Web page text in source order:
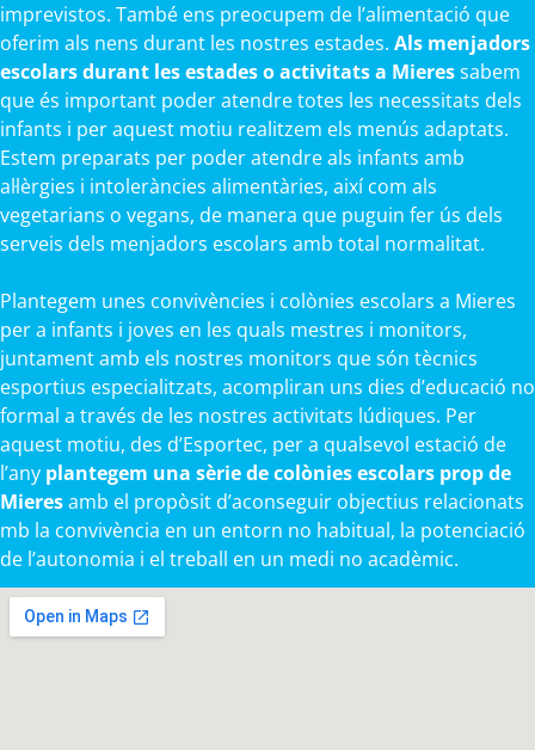
imprevistos. També ens preocupem de l’alimentació que
oferim als nens durant les nostres estades. Als menjadors
escolars durant les estades o activitats a Mieressabem
que és important poder atendre totes les necessitats dels
infants i per aquest motiu realitzem els menús adaptats.
Estem preparats per poder atendre als infants amb
al·lèrgies i intoleràncies alimentàries, així com als
vegetarians o vegans, de manera que puguin fer ús dels
serveis dels menjadors escolars amb total normalitat.
Plantegem unes convivències i colònies escolars a Mieres
per a infants i joves en les quals mestres i monitors,
juntament amb els nostres monitors que són tècnics
esportius especialitzats, acompliran uns dies d’educació no
formal a través de les nostres activitats lúdiques. Per
aquest motiu, des d’Esportec, per a qualsevol estació de
l’any plantegem una sèrie de colònies escolars prop de
Mieresamb el propòsit d’aconseguir objectius relacionats
mb la convivència en un entorn no habitual, la potenciació
de l’autonomia i el treball en un medi no acadèmic.